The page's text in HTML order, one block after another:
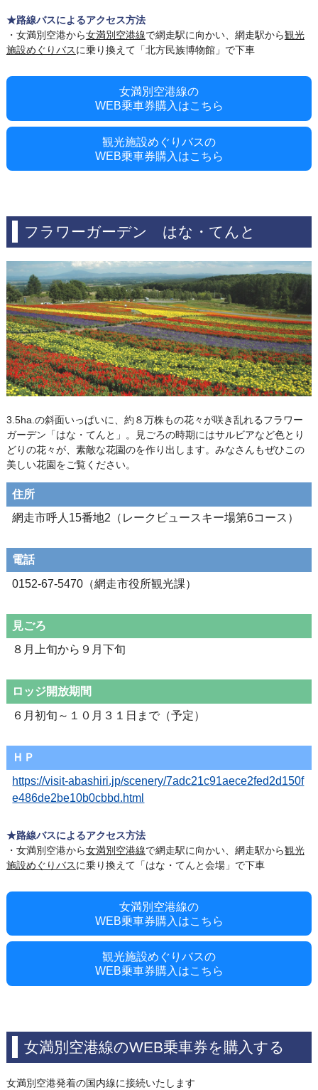
★路線バスによるアクセス方法
・女満別空港から女満別空港線で網走駅に向かい、網走駅から観光
施設めぐりバスに乗り換えて「北方民族博物館」で下車
女満別空港線の
WEB乗車券購入はこちら
観光施設めぐりバスの
WEB乗車券購入はこちら
フラワーガーデン はな・てんと
3.5ha.の斜面いっぱいに、約８万株もの花々が咲き乱れるフラワー
ガーデン「はな・てんと」。見ごろの時期にはサルビアなど色とり
どりの花々が、素敵な花園のを作り出します。みなさんもぜひこの
美しい花園をご覧ください。
住所
網走市呼人15番地2（レークビュースキー場第6コース）
電話
0152-67-5470（網走市役所観光課）
見ごろ
８月上旬から９月下旬
ロッジ開放期間
６月初旬～１０月３１日まで（予定）
ＨＰ
https://visit-abashiri.jp/scenery/7adc21c91aece2fed2d150f
e486de2be10b0cbbd.html
★路線バスによるアクセス方法
・女満別空港から女満別空港線で網走駅に向かい、網走駅から観光
施設めぐりバスに乗り換えて「はな・てんと会場」で下車
女満別空港線の
WEB乗車券購入はこちら
観光施設めぐりバスの
WEB乗車券購入はこちら
女満別空港線のWEB乗車券を購入する
女満別空港発着の国内線に接続いたします